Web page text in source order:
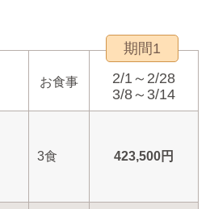
お食事
期間1
2/1～2/28
3/8～3/14
3食 423,500円